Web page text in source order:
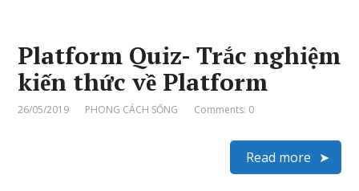
Platform Quiz- Trắc nghiệm
kiến thức về Platform
26/05/2019 PHONG CÁCH SỐNG Comments: 0
Read more